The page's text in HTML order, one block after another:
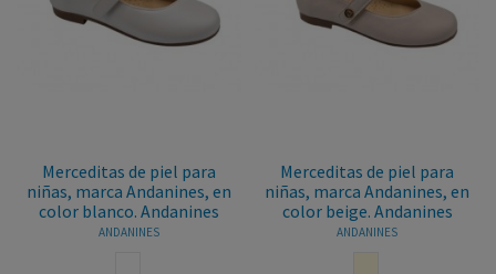
Merceditas de piel para
niñas, marca Andanines, en
color blanco. Andanines
ANDANINES
Merceditas de piel para
niñas, marca Andanines, en
color beige. Andanines
ANDANINES